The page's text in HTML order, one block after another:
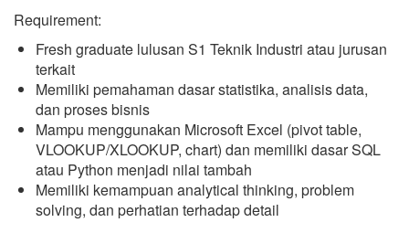
Requirement:
Fresh graduate lulusan S1 Teknik Industri atau jurusan
terkait
Memiliki pemahaman dasar statistika, analisis data,
dan proses bisnis
Mampu menggunakan Microsoft Excel (pivot table,
VLOOKUP/XLOOKUP, chart) dan memiliki dasar SQL
atau Python menjadi nilai tambah
Memiliki kemampuan analytical thinking, problem
solving, dan perhatian terhadap detail